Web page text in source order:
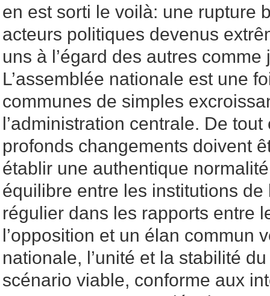
en est sorti le voilà: une rupture
acteurs politiques devenus
uns à l’égard des autres
L’assemblée nationale est une
communes de simples
l’administration centrale. De
profonds changements doivent
établir une authentique
équilibre entre les institutions
régulier dans les rapports entre
l’opposition et un élan commun
nationale, l’unité et la stabilité
scénario viable, conforme aux